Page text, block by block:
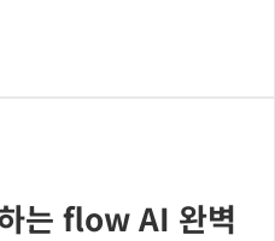
는 flow AI 완벽